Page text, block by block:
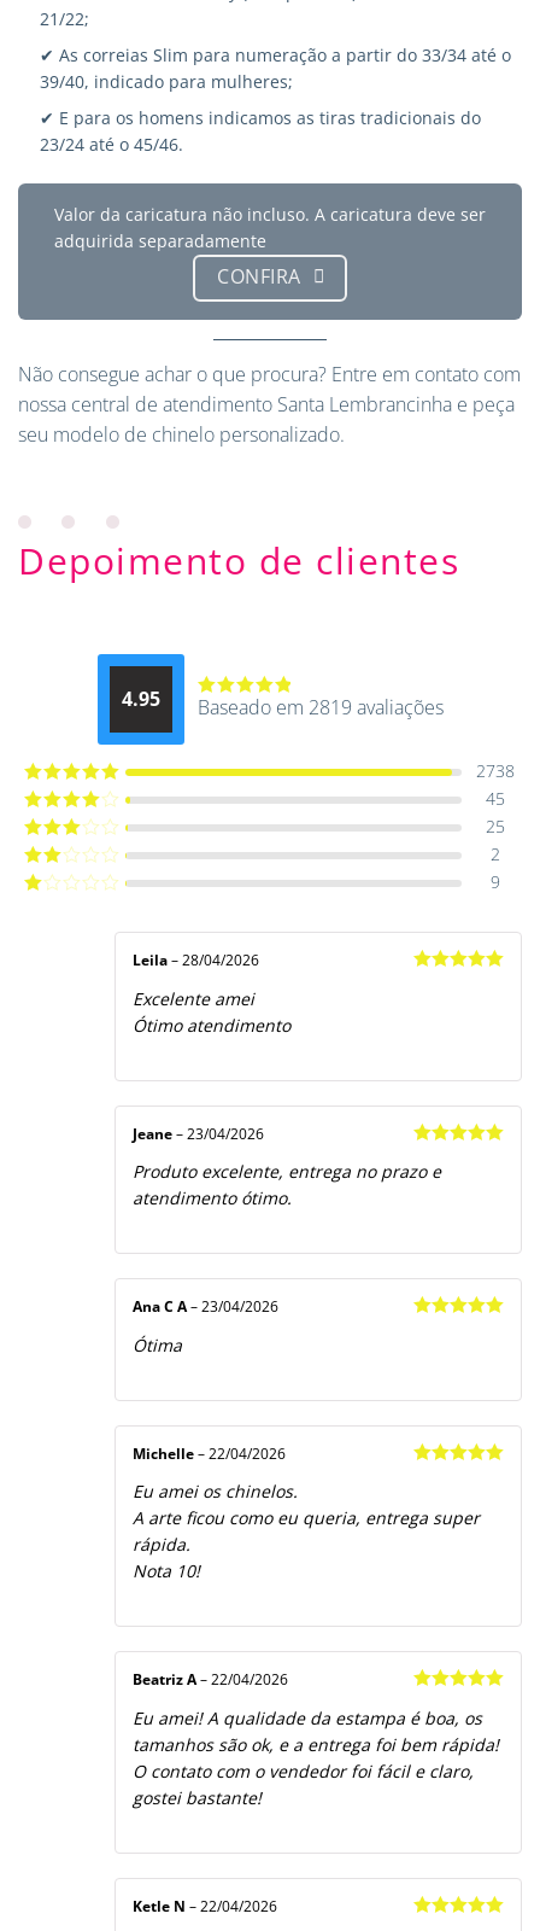
21/22;
✔ As correias Slim para numeração a partir do 33/34 até o
39/40, indicado para mulheres;
✔ E para os homens indicamos as tiras tradicionais do
23/24 até o 45/46.
Valor da caricatura não incluso. A caricatura deve ser
adquirida separadamente
CONFIRA
Não consegue achar o que procura? Entre em contato com
nossa central de atendimento Santa Lembrancinha e peça
seu modelo de chinelo personalizado.
Depoimento de clientes
4.95
Avaliação
Baseado em 2819 avaliações
Avaliação5
2738
Avaliação
45
Avaliação
25
Avaliação
2
9
Leila – 28/04/2026
Excelente amei
Ótimo atendimento
de 5
Jeane – 23/04/2026
Produto excelente, entrega no prazo e
atendimento ótimo.
Ana C A– 23/04/2026
Ótima
Michelle – 22/04/2026
Eu amei os chinelos.
A arte ficou como eu queria, entrega super
rápida.
Nota 10!
de 5
Beatriz A– 22/04/2026
Eu amei! A qualidade da estampa é boa, os
tamanhos são ok, e a entrega foi bem rápida!
O contato com o vendedor foi fácil e claro,
gostei bastante!
Ketle N – 22/04/2026